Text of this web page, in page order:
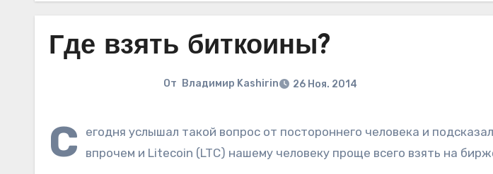
Где взять биткоины?
От Владимир Kashirin 26 Ноя. 2014
С
егодня услышал такой вопрос от постороннего человека и
впрочем и Litecoin (LTC) нашему человеку проще всего взять на